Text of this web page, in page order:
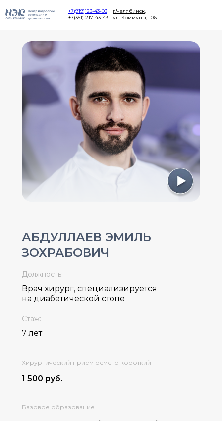
+7(919)123-43-03
+7(351) 217-43-43
г.Челябинск,
ул. Коммуны, 106
АБДУЛЛАЕВ ЭМИЛЬ
ЗОХРАБОВИЧ
Должность:
Врач хирург, специализируется
на диабетической стопе
Стаж:
7 лет
Хирургический прием осмотр короткий
1 500 руб.
Базовое образование